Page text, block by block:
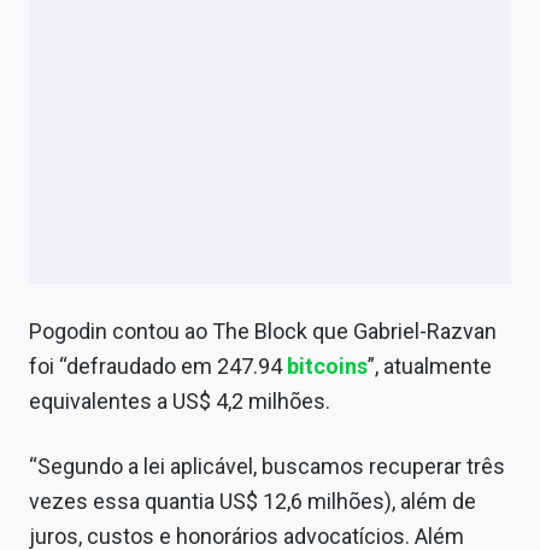
Pogodin contou ao The Block que Gabriel-Razvan
foi “defraudado em 247.94 bitcoins”, atualmente
equivalentes a US$ 4,2 milhões.
“Segundo a lei aplicável, buscamos recuperar três
vezes essa quantia US$ 12,6 milhões), além de
juros, custos e honorários advocatícios. Além